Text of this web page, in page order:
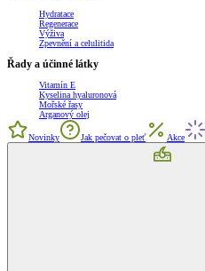
Hydratace
Regenerace
Výživa
Zpevnění a celulitida
Řady a účinné látky
Vitamín E
Kyselina hyaluronová
Mořské řasy
Arganový olej
Novinky Jak pečovat o pleť Akce